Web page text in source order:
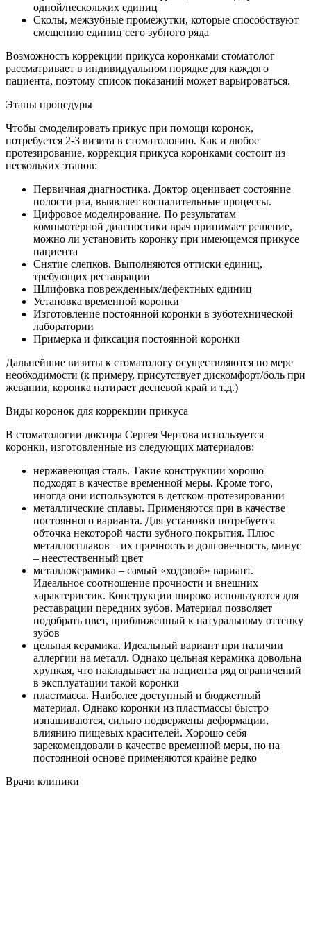
одной/нескольких единиц
Сколы, межзубные промежутки, которые способствуют
смещению единиц сего зубного ряда
Возможность коррекции прикуса коронками стоматолог
рассматривает в индивидуальном порядке для каждого
пациента, поэтому список показаний может варьироваться.
Этапы процедуры
Чтобы смоделировать прикус при помощи коронок,
потребуется 2-3 визита в стоматологию. Как и любое
протезирование, коррекция прикуса коронками состоит из
нескольких этапов:
Первичная диагностика. Доктор оценивает состояние
полости рта, выявляет воспалительные процессы.
Цифровое моделирование. По результатам
компьютерной диагностики врач принимает решение,
можно ли установить коронку при имеющемся прикусе
пациента
Снятие слепков. Выполняются оттиски единиц,
требующих реставрации
Шлифовка поврежденных/дефектных единиц
Установка временной коронки
Изготовление постоянной коронки в зуботехнической
лаборатории
Примерка и фиксация постоянной коронки
Дальнейшие визиты к стоматологу осуществляются по мере
необходимости (к примеру, присутствует дискомфорт/боль при
жевании, коронка натирает десневой край и т.д.)
Виды коронок для коррекции прикуса
В стоматологии доктора Сергея Чертова используется
коронки, изготовленные из следующих материалов:
нержавеющая сталь. Такие конструкции хорошо
подходят в качестве временной меры. Кроме того,
иногда они используются в детском протезировании
металлические сплавы. Применяются при в качестве
постоянного варианта. Для установки потребуется
обточка некоторой части зубного покрытия. Плюс
металлосплавов – их прочность и долговечность, минус
– неестественный цвет
металлокерамика – самый «ходовой» вариант.
Идеальное соотношение прочности и внешних
характеристик. Конструкции широко используются для
реставрации передних зубов. Материал позволяет
подобрать цвет, приближенный к натуральному оттенку
зубов
цельная керамика. Идеальный вариант при наличии
аллергии на металл. Однако цельная керамика довольна
хрупкая, что накладывает на пациента ряд ограничений
в эксплуатации такой коронки
пластмасса. Наиболее доступный и бюджетный
материал. Однако коронки из пластмассы быстро
изнашиваются, сильно подвержены деформации,
влиянию пищевых красителей. Хорошо себя
зарекомендовали в качестве временной меры, но на
постоянной основе применяются крайне редко
Врачи клиники